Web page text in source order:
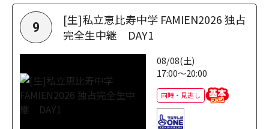
9
[生]私立恵比寿中学 FAMIEN2026 独占
完全生中継 DAY1
08/08(土)
17:00～20:00
同時・見逃し